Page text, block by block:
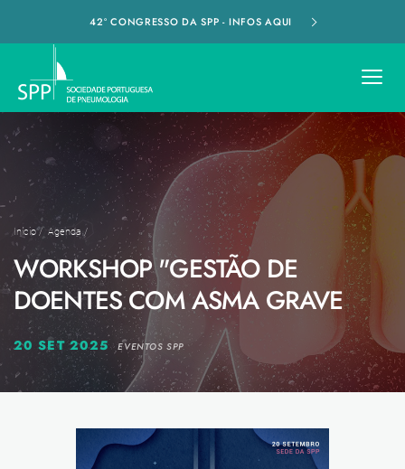
42º CONGRESSO DA SPP - INFOS AQUI
Início/ Agenda/
WORKSHOP "GESTÃO DE
DOENTES COM ASMA GRAVE
20 SET 2025 EVENTOS SPP